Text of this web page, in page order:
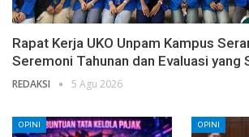
Rapat Kerja UKO Unpam Kampus
Seremoni Tahunan dan Evaluasi yang
REDAKSI 5 Agu 2026
OPINI OPINI